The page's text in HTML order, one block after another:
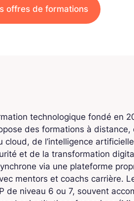
offres de formations
technologique fondé en
des formations à distance,
de l’intelligence
et de la transformation
via une plateforme
mentors et coachs carrière.
niveau 6 ou 7, souvent